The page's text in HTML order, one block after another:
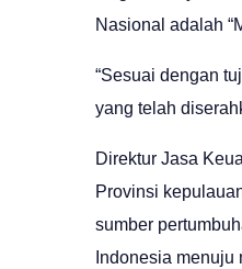
Nasional adalah
“Sesuai dengan
yang telah
Direktur Jasa
Provinsi
sumber
Indonesia menuju